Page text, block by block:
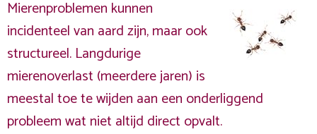
Mierenproblemen kunnen
incidenteel van aard zijn, maar ook
structureel. Langdurige
mierenoverlast (meerdere jaren) is
meestal toe te wijden aan een onderliggend
probleem wat niet altijd direct opvalt.